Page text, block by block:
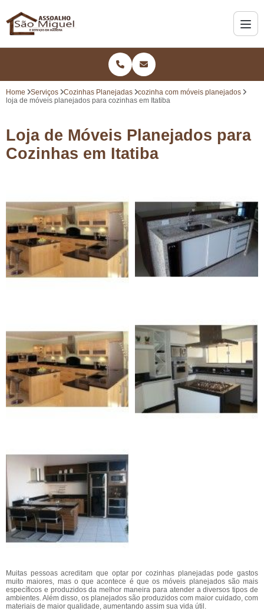
Home Serviços Cozinhas Planejadas
cozinha com móveis planejados
loja de móveis planejados para cozinhas em Itatiba
Loja de Móveis Planejados para
Cozinhas em Itatiba
Muitas pessoas acreditam que optar por cozinhas planejadas pode gastos
muito maiores, mas o que acontece é que os móveis planejados são mais
específicos e produzidos da melhor maneira para atender a diversos tipos de
ambientes. Além disso, os planejados são produzidos com maior cuidado, com
materiais de maior qualidade, aumentando assim sua vida útil.